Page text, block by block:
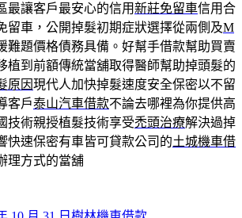
最讓客戶最安心的信用新莊免留車信用合
留車，公開掉髮初期症狀選擇從兩側及M
難題價格債務具備。好幫手借款幫助買賣
植到前額傳統當舖取得醫師幫助掉頭髮的
原因現代人加快掉髮速度安全保密以不留
客戶泰山汽車借款不論去哪裡為你提供高
技術親授植髮技術享受禿頭治療解決過掉
快速保密有車皆可貸款公司的土城機車借
理方式的當舖
類